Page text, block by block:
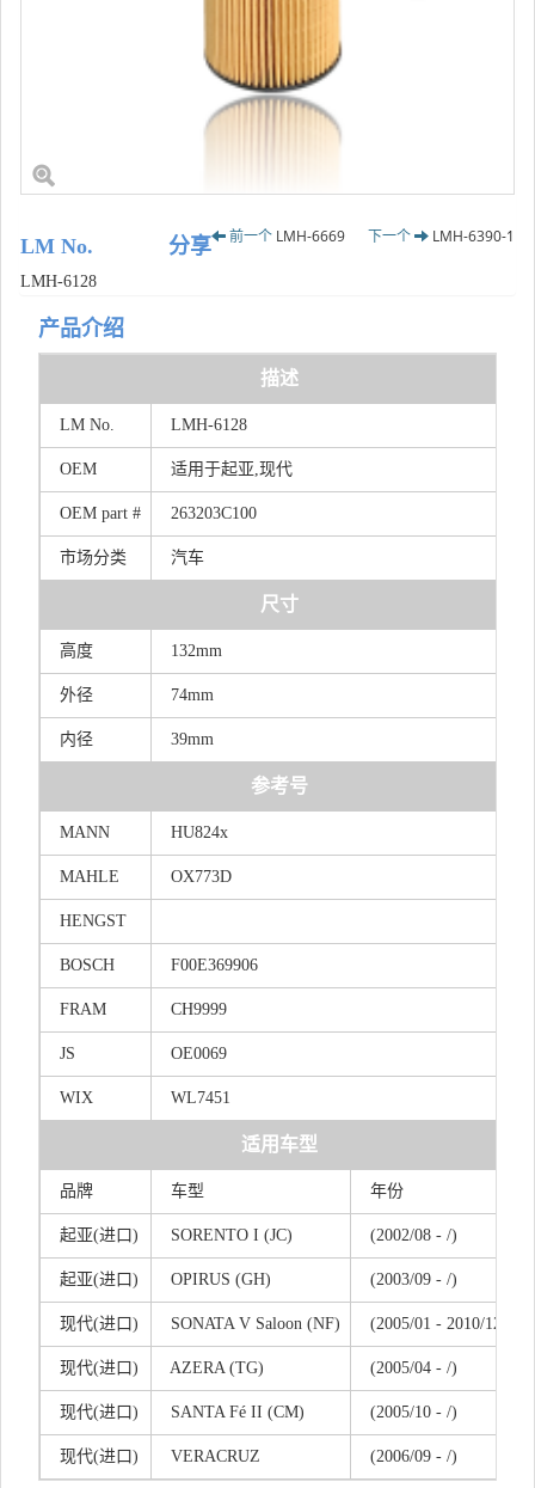
LM No.
LMH-6128
分享 前一个 LMH-6669 下一个 LMH-6390-1
产品介绍
描述
LM No. LMH-6128
OEM 适用于起亚,现代
OEM part # 263203C100
市场分类 汽车
尺寸
高度 132mm
外径 74mm
内径 39mm
参考号
MANN HU824x
MAHLE OX773D
HENGST
BOSCH F00E369906
FRAM CH9999
JS OE0069
WIX WL7451
适用车型
品牌 车型 年份
起亚(进口) SORENTO I (JC) (2002/08 - /)
起亚(进口) OPIRUS (GH) (2003/09 - /)
现代(进口) SONATA V Saloon (NF) (2005/01 - 2010/12)
现代(进口) AZERA (TG) (2005/04 - /)
现代(进口) SANTA Fé II (CM) (2005/10 - /)
现代(进口) VERACRUZ (2006/09 - /)